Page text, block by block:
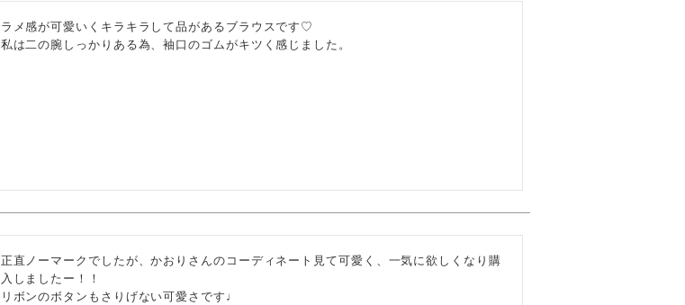
ラメ感が可愛いくキラキラして品があるブラウスです♡
私は二の腕しっかりある為、袖口のゴムがキツく感じました。
正直ノーマークでしたが、かおりさんのコーディネート見て可愛く、一気に欲しくなり購
入しましたー！！
リボンのボタンもさりげない可愛さです♩